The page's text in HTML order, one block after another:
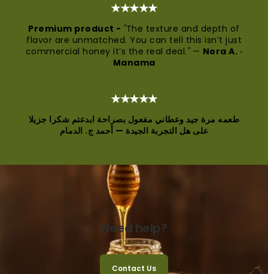
★★★★★
Premium product - "The texture and depth of
flavor are unmatched. You can tell this isn’t just
commercial honey it’s the real deal." — Nora A. ·
Manama
★★★★★
طعمه مرة جيد وعطاني مفعول بصراحة ابدعتم شكرا جزيلا
على هل التجربة الجيدة — أحمد ج. الدمام
Need help?
Contact Us